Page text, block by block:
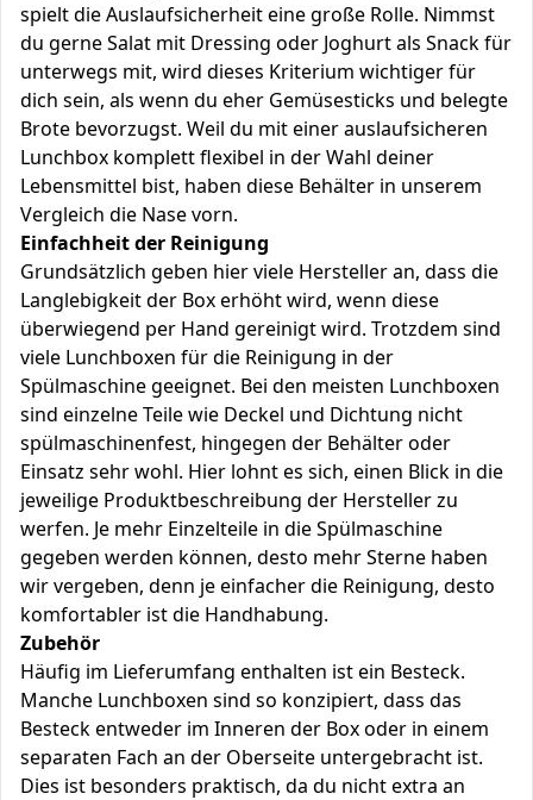
spielt die Auslaufsicherheit eine große Rolle. Nimmst
du gerne Salat mit Dressing oder Joghurt als Snack für
unterwegs mit, wird dieses Kriterium wichtiger für
dich sein, als wenn du eher Gemüsesticks und belegte
Brote bevorzugst. Weil du mit einer auslaufsicheren
Lunchbox komplett flexibel in der Wahl deiner
Lebensmittel bist, haben diese Behälter in unserem
Vergleich die Nase vorn.
Einfachheit der Reinigung
Grundsätzlich geben hier viele Hersteller an, dass die
Langlebigkeit der Box erhöht wird, wenn diese
überwiegend per Hand gereinigt wird. Trotzdem sind
viele Lunchboxen für die Reinigung in der
Spülmaschine geeignet. Bei den meisten Lunchboxen
sind einzelne Teile wie Deckel und Dichtung nicht
spülmaschinenfest, hingegen der Behälter oder
Einsatz sehr wohl. Hier lohnt es sich, einen Blick in die
jeweilige Produktbeschreibung der Hersteller zu
werfen. Je mehr Einzelteile in die Spülmaschine
gegeben werden können, desto mehr Sterne haben
wir vergeben, denn je einfacher die Reinigung, desto
komfortabler ist die Handhabung.
Zubehör
Häufig im Lieferumfang enthalten ist ein Besteck.
Manche Lunchboxen sind so konzipiert, dass das
Besteck entweder im Inneren der Box oder in einem
separaten Fach an der Oberseite untergebracht ist.
Dies ist besonders praktisch, da du nicht extra an